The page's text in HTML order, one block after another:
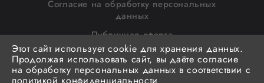
Согласие на обработку персональных
данных
Публичная оферта
Согласие на получение рассылки
Разработкаgrammers.pro
Этот сайт использует cookie для хранения данных.
Продолжая использовать сайт, вы даёте согласие
на обработку персональных данных в соответствии с